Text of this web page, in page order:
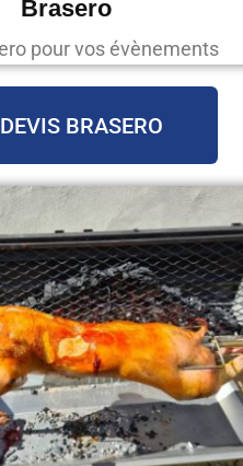
Brasero
pour vos évènements
DEVIS BRASERO